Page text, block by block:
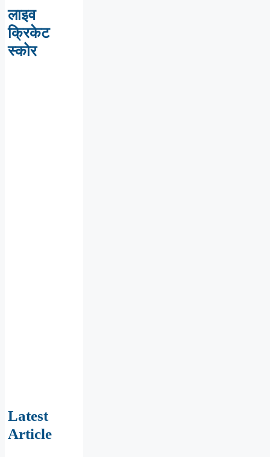
लाइव
क्रिकेट
स्कोर
Latest
Article